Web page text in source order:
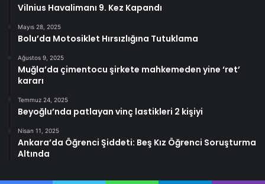
Vilnius Havalimanı 9. Kez Kapandı
Mayıs 28, 2025
Bolu’da Motosiklet Hırsızlığına Tutuklama
Ağustos 9, 2025
Muğla’da çimentocu şirkete mahkemeden yine ‘ret’
kararı
Temmuz 24, 2025
Beyoğlu’nda patlayan vinç lastikleri 2 kişiyi
Nisan 11, 2025
Ankara’da Öğrenci Şiddeti: Beş Kız Öğrenci Soruşturma
Altında